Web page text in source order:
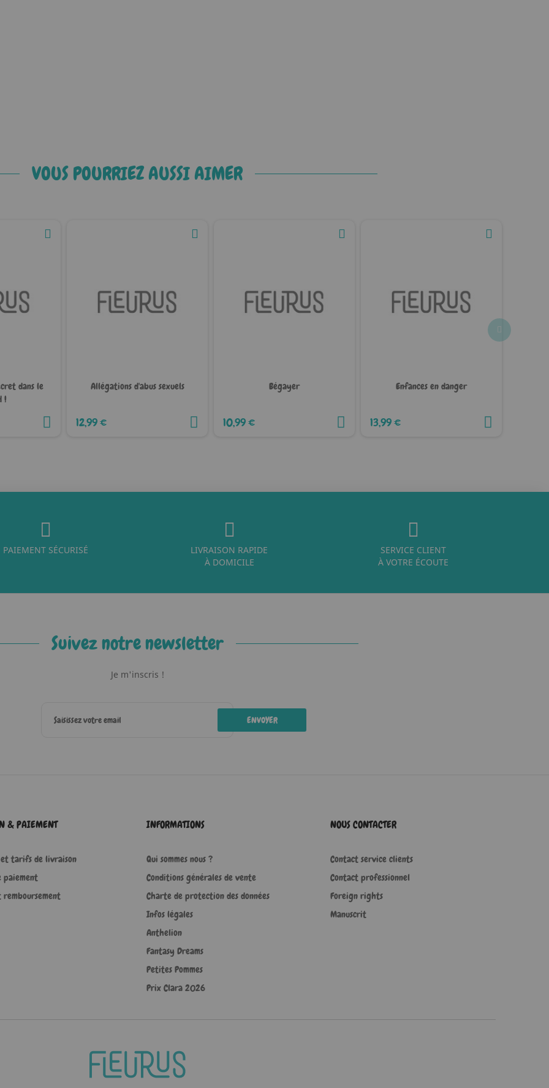
VOUS POURRIEZ AUSSI AIMER
dans le
!
Allégations d'abus sexuels
12,99 €
Bégayer
10,99 €
Enfances en danger
13,99 €
PAIEMENT SÉCURISÉ
LIVRAISON RAPIDE
À DOMICILE
SERVICE CLIENT
À VOTRE ÉCOUTE
Suivez notre newsletter
Je m'inscris !
ENVOYER
& PAIEMENT
et tarifs de livraison
paiement
remboursement
INFORMATIONS
Qui sommes nous ?
Conditions générales de vente
Charte de protection des données
Infos légales
Anthelion
Fantasy Dreams
Petites Pommes
Prix Clara 2026
NOUS CONTACTER
Contact service clients
Contact professionnel
Foreign rights
Manuscrit